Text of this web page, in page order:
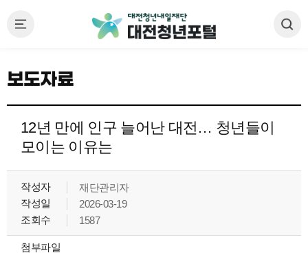
보도자료
12년 만에 인구 늘어난 대전… 청년들이
모이는 이유는
작성자
재단관리자
작성일
2026-03-19
조회수
1587
첨부파일